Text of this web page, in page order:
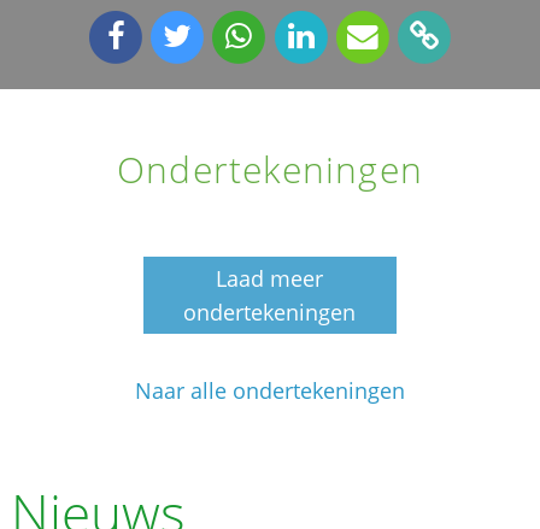
Ondertekeningen
Laad meer
ondertekeningen
Naar alle ondertekeningen
Nieuws